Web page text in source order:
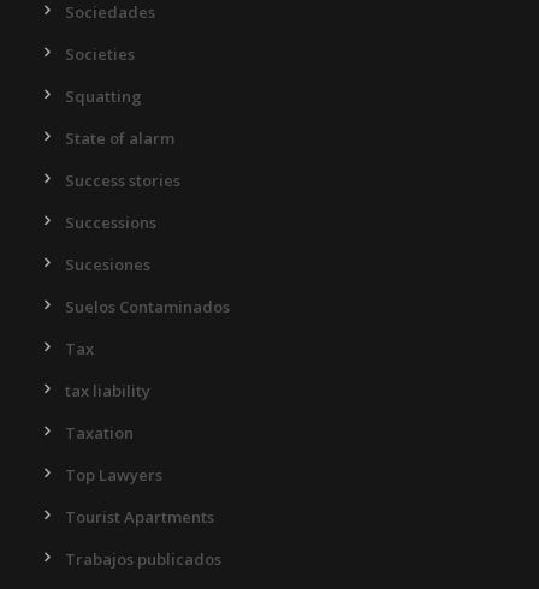
Sociedades
Societies
Squatting
State of alarm
Success stories
Successions
Sucesiones
Suelos Contaminados
Tax
tax liability
Taxation
Top Lawyers
Tourist Apartments
Trabajos publicados